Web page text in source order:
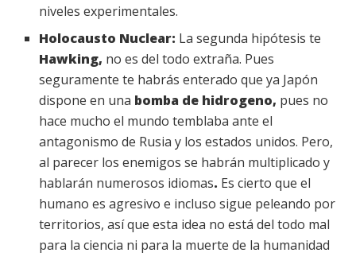
niveles experimentales.
Holocausto Nuclear: La segunda hipótesis te
Hawking, no es del todo extraña. Pues
seguramente te habrás enterado que ya Japón
dispone en una bomba de hidrogeno, pues no
hace mucho el mundo temblaba ante el
antagonismo de Rusia y los estados unidos. Pero,
al parecer los enemigos se habrán multiplicado y
hablarán numerosos idiomas. Es cierto que el
humano es agresivo e incluso sigue peleando por
territorios, así que esta idea no está del todo mal
para la ciencia ni para la muerte de la humanidad